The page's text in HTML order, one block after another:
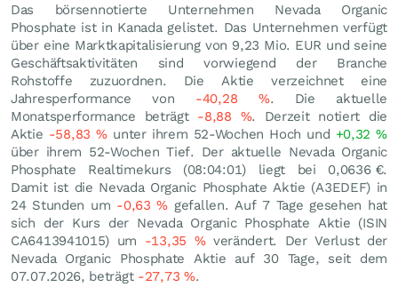
Das börsennotierte Unternehmen Nevada Organic
Phosphate ist in Kanada gelistet. Das Unternehmen verfügt
über eine Marktkapitalisierung von 9,23 Mio. EUR und seine
Geschäftsaktivitäten sind vorwiegend der Branche
Rohstoffe zuzuordnen. Die Aktie verzeichnet eine
Jahresperformance von -40,28 %. Die aktuelle
Monatsperformance beträgt -8,88 %. Derzeit notiert die
Aktie -58,83%unter ihrem 52-Wochen Hoch und +0,32%
über ihrem 52-Wochen Tief. Der aktuelle Nevada Organic
Phosphate Realtimekurs (08:04:01) liegt bei 0,0636 €.
Damit ist die Nevada Organic Phosphate Aktie (A3EDEF) in
24 Stunden um -0,63% gefallen. Auf 7 Tage gesehen hat
sich der Kurs der Nevada Organic Phosphate Aktie (ISIN
CA6413941015) um -13,35 %verändert. Der Verlust der
Nevada Organic Phosphate Aktie auf 30 Tage, seit dem
07.07.2026, beträgt -27,73 %.